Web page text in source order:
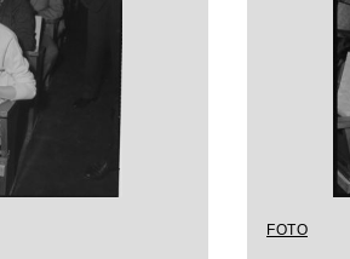
FOTO